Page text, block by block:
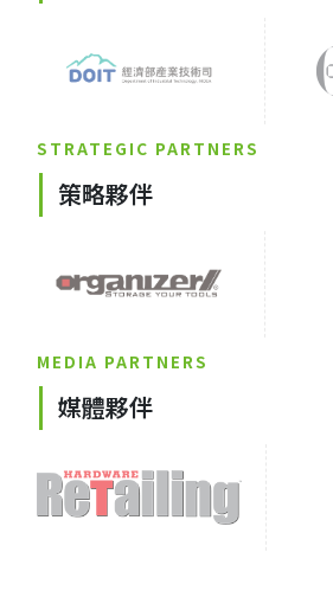
STRATEGIC PARTNERS
策略夥伴
MEDIA PARTNERS
媒體夥伴